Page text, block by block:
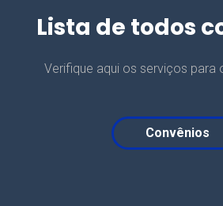
Lista de todos
Verifique aqui os serviços para
Convênios